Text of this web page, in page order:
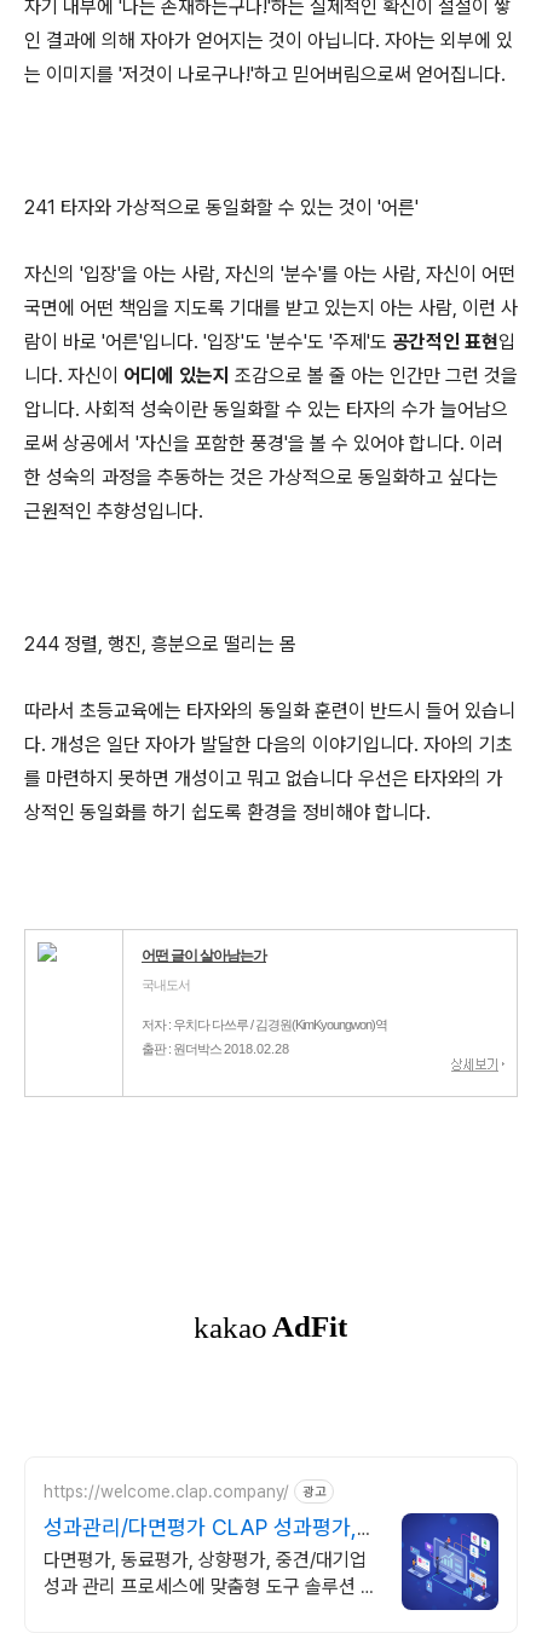
자기 내부에 '나는 존재하는구나!'하는 실제적인 확신이 절절이 쌓
인 결과에 의해 자아가 얻어지는 것이 아닙니다. 자아는 외부에 있
는 이미지를 '저것이 나로구나!'하고 믿어버림으로써 얻어집니다.
241 타자와 가상적으로 동일화할 수 있는 것이 '어른'
자신의 '입장'을 아는 사람, 자신의 '분수'를 아는 사람, 자신이 어떤
국면에 어떤 책임을 지도록 기대를 받고 있는지 아는 사람, 이런 사
람이 바로 '어른'입니다. '입장'도 '분수'도 '주제'도 공간적인 표현입
니다. 자신이 어디에 있는지 조감으로 볼 줄 아는 인간만 그런 것을
압니다. 사회적 성숙이란 동일화할 수 있는 타자의 수가 늘어남으
로써 상공에서 '자신을 포함한 풍경'을 볼 수 있어야 합니다. 이러
한 성숙의 과정을 추동하는 것은 가상적으로 동일화하고 싶다는
근원적인 추향성입니다.
244 정렬, 행진, 흥분으로 떨리는 몸
따라서 초등교육에는 타자와의 동일화 훈련이 반드시 들어 있습니
다. 개성은 일단 자아가 발달한 다음의 이야기입니다. 자아의 기초
를 마련하지 못하면 개성이고 뭐고 없습니다 우선은 타자와의 가
상적인 동일화를 하기 쉽도록 환경을 정비해야 합니다.
어떤 글이 살아남는가
국내도서
저자 : 우치다 다쓰루 / 김경원(KimKyoungwon)역
출판 : 원더박스2018.02.28
https://welcome.clap.company/ 광고
성과관리/다면평가 CLAP 성과평가,
다면진단까지
다면평가, 동료평가, 상향평가, 중견/대기업
성과 관리 프로세스에 맞춤형 도구 솔루션 컨